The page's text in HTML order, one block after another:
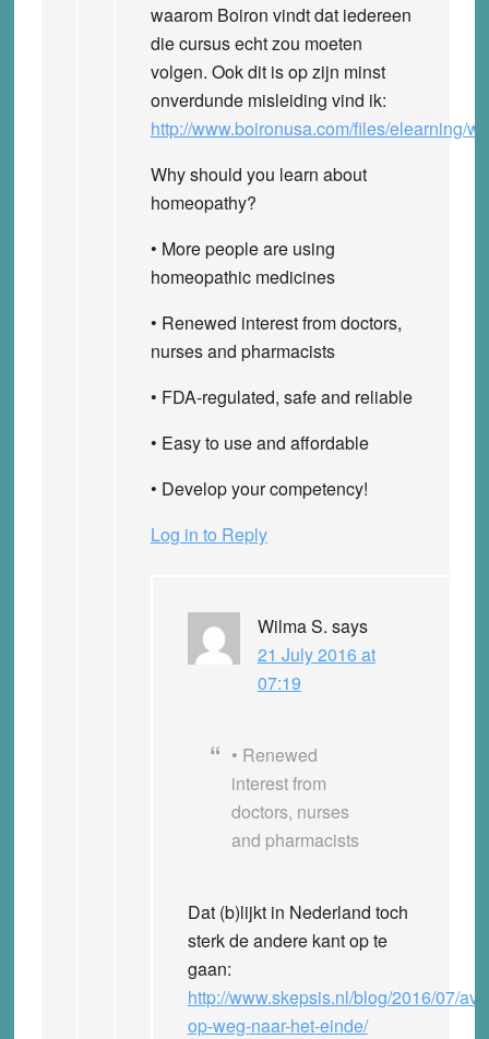
waarom Boiron vindt dat iedereen
die cursus echt zou moeten
volgen. Ook dit is op zijn minst
onverdunde misleiding vind ik:
http://www.boironusa.com/files/elearning/
Why should you learn about
homeopathy?
• More people are using
homeopathic medicines
• Renewed interest from doctors,
nurses and pharmacists
• FDA-regulated, safe and reliable
• Easy to use and affordable
• Develop your competency!
Log in to Reply
Wilma S. says
21 July 2016 at
07:19
• Renewed
interest from
doctors, nurses
and pharmacists
Dat (b)lijkt in Nederland toch
sterk de andere kant op te
gaan:
http://www.skepsis.nl/blog/2016/07/
op-weg-naar-het-einde/